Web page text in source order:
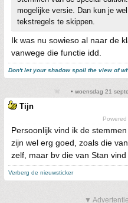
mogelijke versie. Dan kun je
tekstregels te skippen.
Ik was nu sowieso al naar de
vanwege die functie idd.
Don't let your shadow spoil the view of
• woensdag 21
Tijn
Persoonlijk vind ik de
zijn wel erg goed, zoals die
zelf, maar bv die van Stan vind
Verberg de nieuwsticker
▼